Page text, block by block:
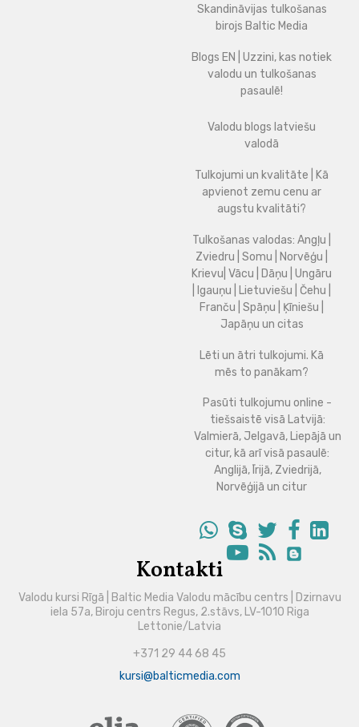
Skandināvijas tulkošanas
birojs Baltic Media
Blogs EN | Uzzini, kas notiek
valodu un tulkošanas
pasaulē!
Valodu blogs latviešu
valodā
Tulkojumi un kvalitāte | Kā
apvienot zemu cenu ar
augstu kvalitāti?
Tulkošanas valodas: Angļu |
Zviedru | Somu | Norvēģu |
Krievu| Vācu | Dāņu | Ungāru
| Igauņu | Lietuviešu | Čehu |
Franču | Spāņu | Ķīniešu |
Japāņu un citas
Lēti un ātri tulkojumi. Kā
mēs to panākam?
Pasūti tulkojumu online -
tiešsaistē visā Latvijā:
Valmierā, Jelgavā, Liepājā un
citur, kā arī visā pasaulē:
Anglijā, Īrijā, Zviedrijā,
Norvēģijā un citur
Kontakti
Valodu kursi Rīgā | Baltic Media Valodu mācību centrs | Dzirnavu
iela 57a, Biroju centrs Regus, 2.stāvs, LV-1010 Riga
Lettonie/Latvia
+371 29 44 68 45
kursi@balticmedia.com